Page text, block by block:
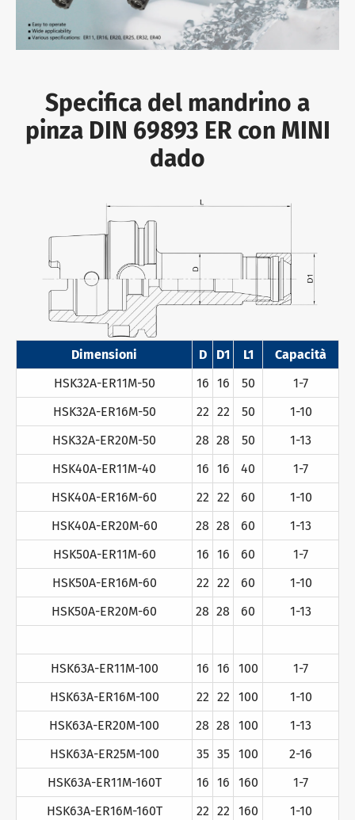
Specifica del mandrino a
pinza DIN 69893 ER con MINI
dado
Dimensioni D D1 L1
Capacità
HSK32A-ER11M-50
16 16 50
1-7
HSK32A-ER16M-50
22 22 50
1-10
HSK32A-ER20M-50
28 28 50
1-13
HSK40A-ER11M-40
16 16 40
1-7
HSK40A-ER16M-60
22 22 60
1-10
HSK40A-ER20M-60
28 28 60
1-13
HSK50A-ER11M-60
16 16 60
1-7
HSK50A-ER16M-60
22 22 60
1-10
HSK50A-ER20M-60
28 28 60 1-13
HSK63A-ER11M-100 16 16 100
1-7
HSK63A-ER16M-100
22 22 100
1-10
HSK63A-ER20M-100
28 28 100
1-13
HSK63A-ER25M-100
35 35 100
2-16
HSK63A-ER11M-160T
16 16 160
1-7
HSK63A-ER16M-160T
22 22 160 1-10